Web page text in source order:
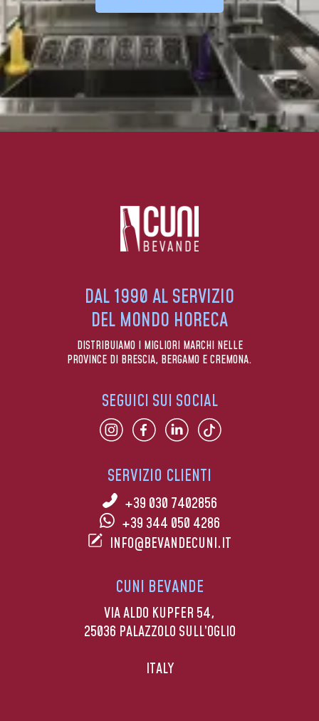
DAL 1990 AL SERVIZIO
DEL MONDO HORECA
DISTRIBUIAMO I MIGLIORI MARCHI NELLE
PROVINCE DI BRESCIA, BERGAMO E CREMONA.
SERVIZIO CLIENTI
+39 030 7402856
+39 344 050 4286
INFO@BEVANDECUNI.IT
CUNI BEVANDE
VIA ALDO KUPFER 54,
25036 PALAZZOLO SULL’OGLIO
ITALY
SEGUICI SUI SOCIAL